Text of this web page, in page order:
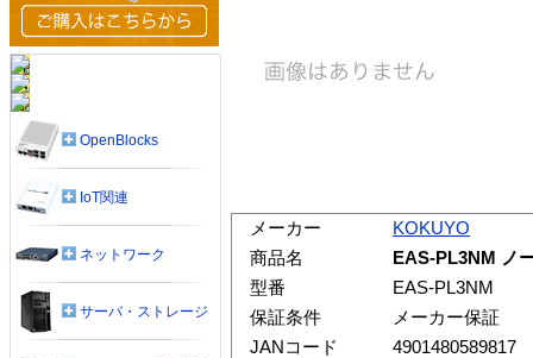
メーカー
KOKUYO
商品名
EAS-PL3NM ノ
型番
EAS-PL3NM
保証条件
メーカー保証
JANコード
4901480589817
OpenBlocks
IoT関連
ネットワーク
サーバ・ストレージ